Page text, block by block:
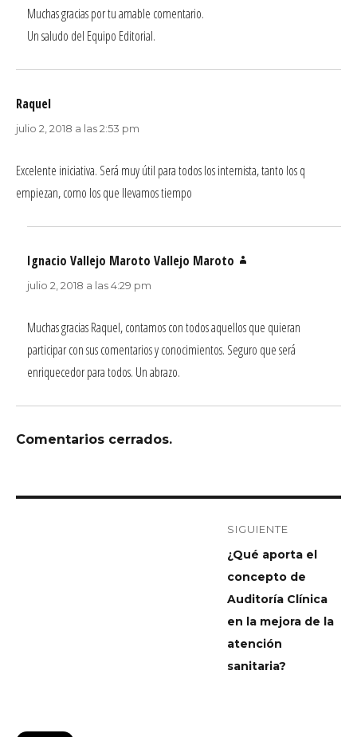
Muchas gracias por tu amable comentario.
Un saludo del Equipo Editorial.
Raquel
julio 2, 2018 a las 2:53 pm
Excelente iniciativa. Será muy útil para todos los internista, tanto los q
empiezan, como los que llevamos tiempo
Ignacio Vallejo Maroto Vallejo Maroto
julio 2, 2018 a las 4:29 pm
Muchas gracias Raquel, contamos con todos aquellos que quieran
participar con sus comentarios y conocimientos. Seguro que será
enriquecedor para todos. Un abrazo.
Comentarios cerrados.
SIGUIENTE
¿Qué aporta el
concepto de
Auditoría Clínica
en la mejora de la
atención
sanitaria?